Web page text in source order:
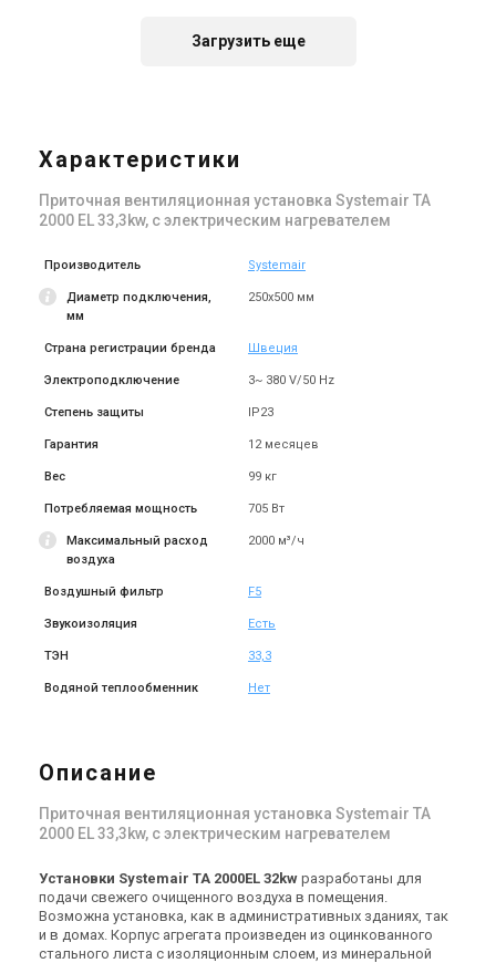
Цена
Купить Купить
Оставить отзыв
Швеция
Приточная установка
Цена по запросу
Купить
Оставить отзыв
Швеция
Приточная установка
Цена по запросу
Снят с производства
Оставить отзыв
Швеция
Цена по запросу
Купить
Загрузить еще
Характеристики
Приточная вентиляционная установка Systemair TA
2000 EL 33,3kw, с электрическим нагревателем
Производитель Systemair
Диаметр подключения,
мм
250x500 мм
Страна регистрации бренда Швеция
Электроподключение 3~ 380 V/50 Hz
Степень защиты IP23
Гарантия 12 месяцев
Вес 99 кг
Потребляемая мощность 705 Вт
Максимальный расход
воздуха
2000 м³/ч
Воздушный фильтр F5
Звукоизоляция Есть
ТЭН 33,3
Водяной теплообменник Нет
Описание
Приточная вентиляционная установка Systemair TA
2000 EL 33,3kw, с электрическим нагревателем
Установки Systemair TA 2000EL 32kw разработаны для
подачи свежего очищенного воздуха в помещения.
Возможна установка, как в административных зданиях, так
и в домах. Корпус агрегата произведен из оцинкованного
стального листа с изоляционным слоем, из минеральной